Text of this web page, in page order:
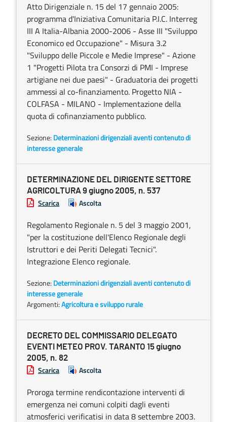
Atto Dirigenziale n. 15 del 17 gennaio 2005:
programma d'Iniziativa Comunitaria P.I.C. Interreg
III A Italia-Albania 2000-2006 - Asse III "Sviluppo
Economico ed Occupazione" - Misura 3.2
"Sviluppo delle Piccole e Medie Imprese" - Azione
1 "Progetti Pilota tra Consorzi di PMI - Imprese
artigiane nei due paesi" - Graduatoria dei progetti
ammessi al co-finanziamento. Progetto NIA -
COLFASA - MILANO - Implementazione della
quota di cofinanziamento pubblico.
Sezione: Determinazioni dirigenziali aventi contenuto di
interesse generale
DETERMINAZIONE DEL DIRIGENTE SETTORE
AGRICOLTURA 9 giugno 2005, n. 537
Scarica Ascolta
Regolamento Regionale n. 5 del 3 maggio 2001,
"per la costituzione dell'Elenco Regionale degli
Istruttori e dei Periti Delegati Tecnici".
Integrazione Elenco regionale.
Sezione: Determinazioni dirigenziali aventi contenuto di
interesse generale
Argomenti:Agricoltura e sviluppo rurale
DECRETO DEL COMMISSARIO DELEGATO
EVENTI METEO PROV. TARANTO 15 giugno
2005, n. 82
Scarica Ascolta
Proroga termine rendicontazione interventi di
emergenza nei comuni colpiti dagli eventi
atmosferici verificatisi in data 8 settembre 2003.